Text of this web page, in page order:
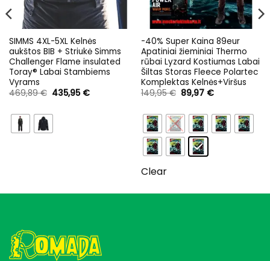
SIMMS 4XL-5XL Kelnės
aukštos BIB + Striukė Simms
Challenger Flame insulated
Toray® Labai Stambiems
Vyrams
469,89€ Original
price
469,89 €.
435,95 €Current
-40% Super Kaina 89eur
Apatiniai žieminiai Thermo
rūbai Lyzard Kostiumas Labai
Šiltas Storas Fleece Polartec
Komplektas Kelnės+Viršus
149,95€ Original
price
149,95 €.
89,97 €Current
89,97 €.
Clear